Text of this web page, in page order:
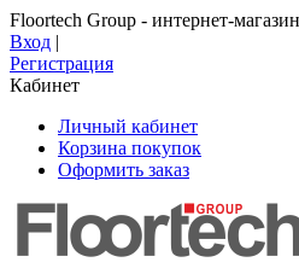
Floortech Group - интернет-
Вход |
Регистрация
Кабинет
Личный кабинет
Корзина покупок
Оформить заказ